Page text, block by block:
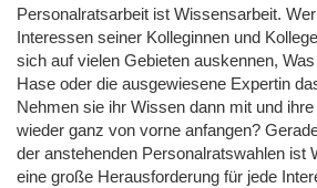
Personalratsarbeit ist Wissensarbeit.
Interessen seiner Kolleginnen und
sich auf vielen Gebieten auskennen,
Hase oder die ausgewiesene Expertin
Nehmen sie ihr Wissen dann mit und
wieder ganz von vorne anfangen?
der anstehenden Personalratswahlen ist
eine große Herausforderung für jede